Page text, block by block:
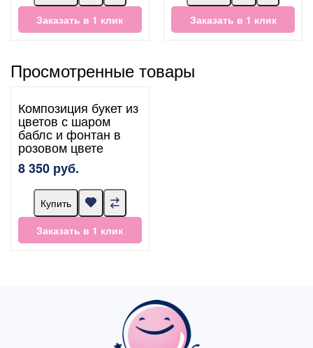
Заказать в 1 клик
Заказать в 1 клик
Просмотренные товары
Композиция букет из
цветов с шаром
баблс и фонтан в
розовом цвете
8 350 руб.
Купить
Заказать в 1 клик